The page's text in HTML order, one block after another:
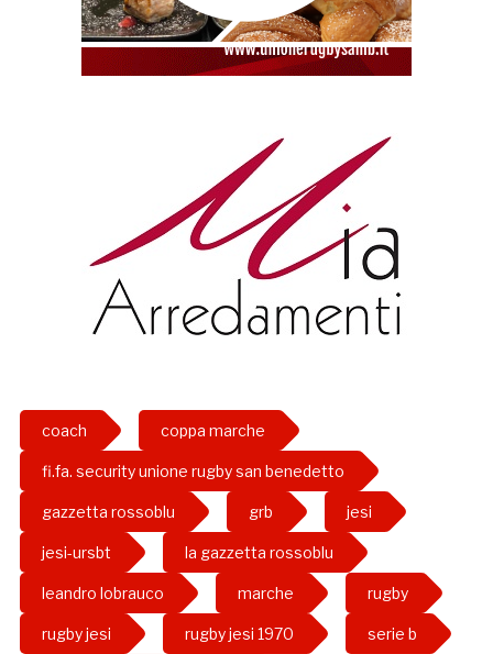
coach coppa marche
fi.fa. security unione rugby san benedetto
gazzetta rossoblu grb jesi
jesi-ursbt la gazzetta rossoblu
leandro lobrauco marche rugby
rugby jesi rugby jesi 1970 serie b